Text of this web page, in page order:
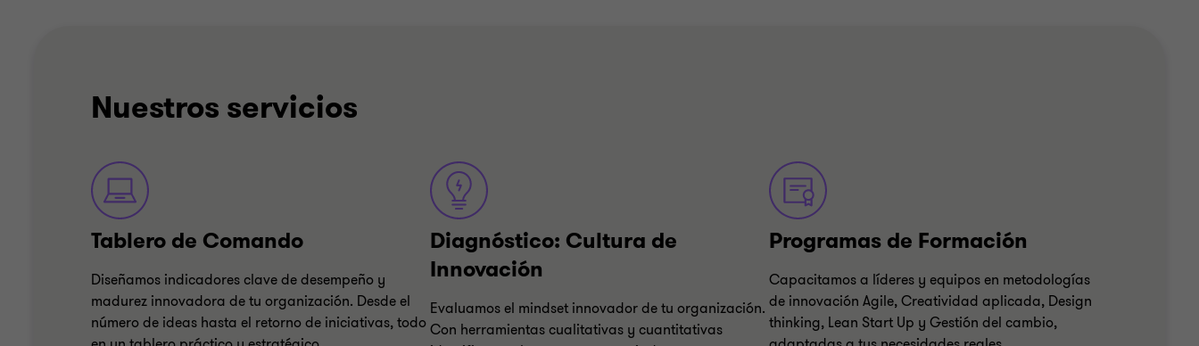
Nuestros servicios
Tablero de Comando
Diseñamos indicadores clave de desempeño y
madurez innovadora de tu organización. Desde el
número de ideas hasta el retorno de iniciativas, todo
Diagnóstico: Cultura de
Innovación
Evaluamos el mindset innovador de tu organización.
Con herramientas cualitativas y cuantitativas
Programas de Formación
Capacitamos a líderes y equipos en metodologías
de innovación Agile, Creatividad aplicada, Design
thinking, Lean Start Up y Gestión del cambio,